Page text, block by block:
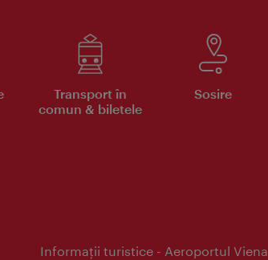
Transport în
comun & biletele
Sosire
Informaţii turistice - Aeroportul Viena